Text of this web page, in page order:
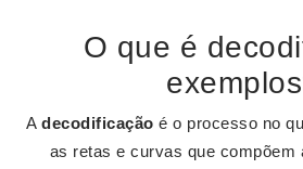
O que é
A decodificação é o processo no
as retas e curvas que compõem